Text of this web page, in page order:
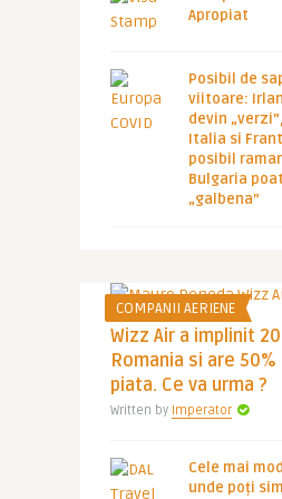
Apropiat
Posibil de
viitoare:
devin
Italia si
posibil
Bulgaria
„galbena”
COMPANII AERIENE
Wizz Air a implinit
Romania si are
piata. Ce va urma ?
Written by Imperator
Cele mai
unde poți